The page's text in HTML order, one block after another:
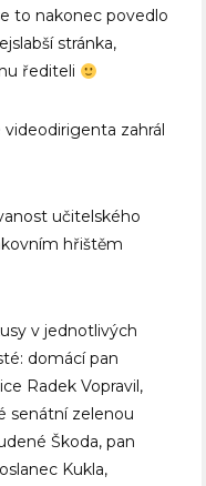
to nakonec povedlo
stránka,
řediteli
zahrál
učitelského
hřištěm
v jednotlivých
domácí pan
Radek Vopravil,
senátní zelenou
Škoda, pan
Kukla,